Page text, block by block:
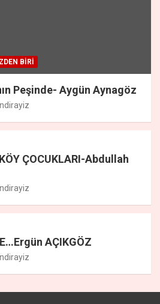
BIRI
Peşinde- Aygün Aynagöz
ÇOCUKLARI-Abdullah
AÇIKGÖZ